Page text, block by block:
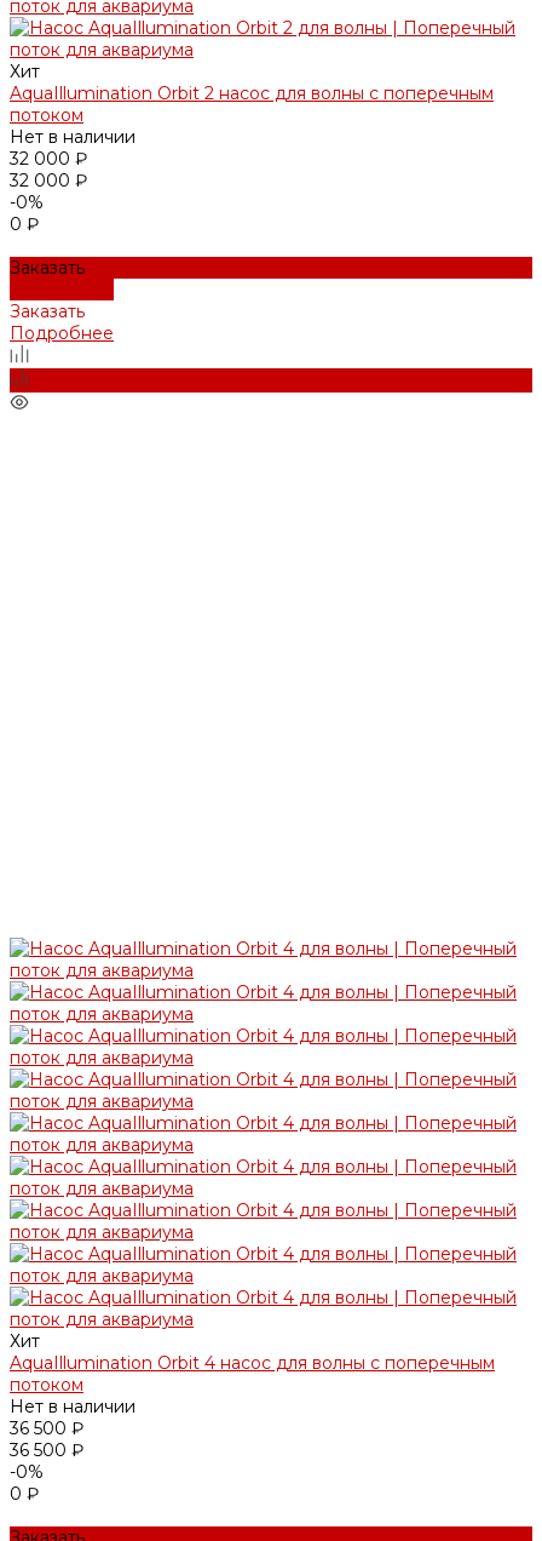
Хит
AquaIllumination Orbit 2 насос для волны с поперечным
потоком
Нет в наличии
32 000 ₽
32 000 ₽
-0%
0 ₽
Заказать
Заказать
Подробнее
Хит
AquaIllumination Orbit 4 насос для волны с поперечным
потоком
Нет в наличии
36 500 ₽
36 500 ₽
-0%
0 ₽